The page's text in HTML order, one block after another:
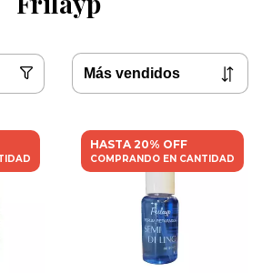
HASTA 20% OFF
COMPRANDO EN CANTIDAD